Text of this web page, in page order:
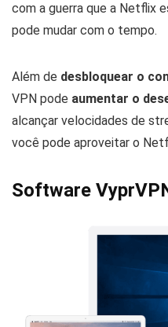
com a guerra que a Netflix
pode mudar com o tempo.
Além de desbloquear o
VPN pode aumentar o
alcançar velocidades de
você pode aproveitar o
Software